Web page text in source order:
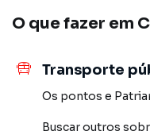
ou deseja mais
(11) 2783-2000.
A Imobiliária Xavier e
apartamentos, casas
O que fazer em
Transporte
Os pontos e
Buscar outros